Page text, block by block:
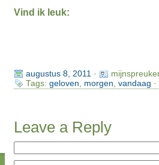
Vind ik leuk:
augustus 8, 2011 ·
Tags: geloven morgen vandaag
Leave a Reply